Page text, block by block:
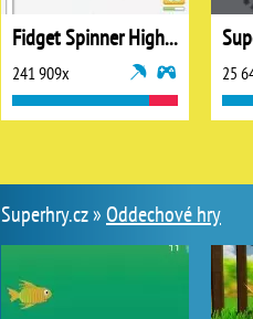
Fidget Spinner High Score
241 909x 25
Superhry.cz »Oddechové hry